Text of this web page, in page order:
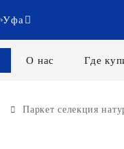
Уфа
О нас Где
Паркет селекция